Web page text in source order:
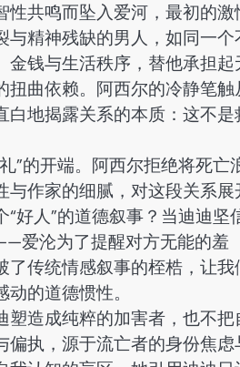
性共鸣而坠入爱河，最初的激
精神残缺的男人，如同一个
金钱与生活秩序，替他承担起
曲依赖。阿西尔的冷静笔触
地揭露关系的本质：这不是
”的开端。阿西尔拒绝将死亡
与作家的细腻，对这段关系展
好人”的道德叙事？当迪迪坚
爱沦为了提醒对方无能的羞
传统情感叙事的桎梏，让我
的道德惯性。
造成纯粹的加害者，也不把
偏执，源于流亡者的身份焦虑